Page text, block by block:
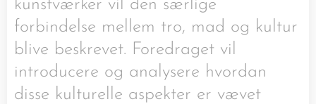
kunstværker vil den særlige
forbindelse mellem tro, mad og kultur
blive beskrevet. Foredraget vil
introducere og analysere hvordan
disse kulturelle aspekter er vævet